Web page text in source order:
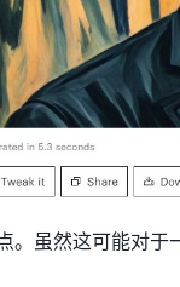
虽然这可能对